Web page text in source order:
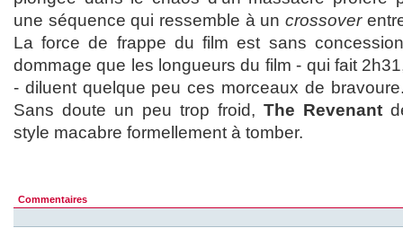
une séquence qui ressemble à uncrossover
La force de frappe du film est sans
dommage que les longueurs du film - qui fait
- diluent quelque peu ces morceaux de
Sans doute un peu trop froid, The Revenant
style macabre formellement à tomber.
Commentaires